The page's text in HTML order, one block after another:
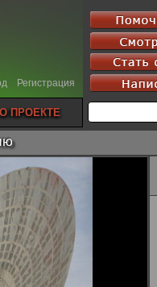
Регистрация
ПРОЕКТЕ